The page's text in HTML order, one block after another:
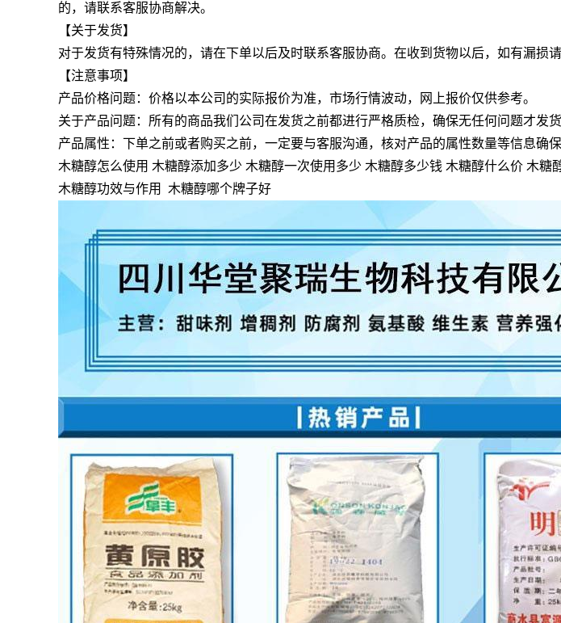
的，请联系客服协商解决。
【关于发货】
对于发货有特殊情况的，请在下单以后及时联系客服协商。在收到货物以后，如有漏损
【注意事项】
产品价格问题：价格以本公司的实际报价为准，市场行情波动，网上报价仅供参考。
关于产品问题：所有的商品我们公司在发货之前都进行严格质检，确保无任何问题才发货
产品属性：下单之前或者购买之前，一定要与客服沟通，核对产品的属性数量等信息确保
木糖醇怎么使用 木糖醇添加多少 木糖醇一次使用多少 木糖醇多少钱 木糖醇什么价 木
木糖醇功效与作用 木糖醇哪个牌子好